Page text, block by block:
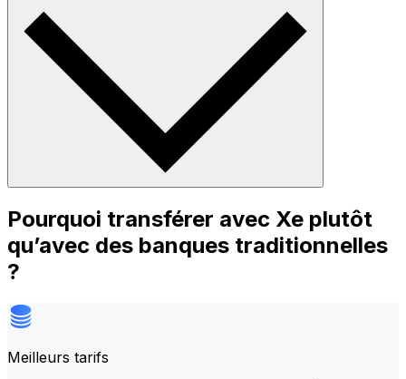
Pourquoi transférer avec Xe plutôt
qu’avec des banques traditionnelles
?
Meilleurs tarifs